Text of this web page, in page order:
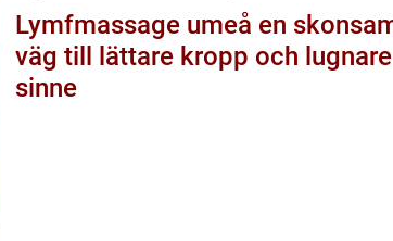
Lymfmassage umeå en skonsam
väg till lättare kropp och lugnare
sinne